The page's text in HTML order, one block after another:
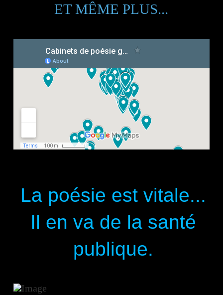
ET MÊME PLUS...
La poésie est vitale...
Il en va de la santé
publique.